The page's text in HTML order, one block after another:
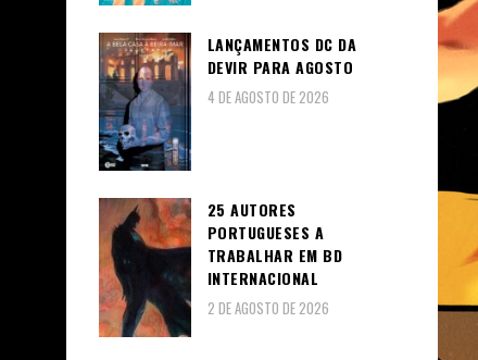
LANÇAMENTOS DC DA
DEVIR PARA AGOSTO
4 DE AGOSTO DE 2026
25 AUTORES
PORTUGUESES A
TRABALHAR EM BD
INTERNACIONAL
2 DE AGOSTO DE 2026